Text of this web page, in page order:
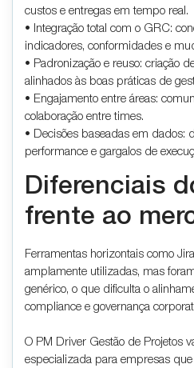
custos e entregas em tempo real.
• Integração total com o GRC:
indicadores, conformidades e
• Padronização e reuso: criação
alinhados às boas práticas de
• Engajamento entre áreas:
colaboração entre times.
• Decisões baseadas em dados:
performance e gargalos de
Diferenciais
frente ao
Ferramentas horizontais como
amplamente utilizadas, mas
genérico, o que dificulta o
compliance e governança
O PM Driver Gestão de Projetos
especializada para empresas